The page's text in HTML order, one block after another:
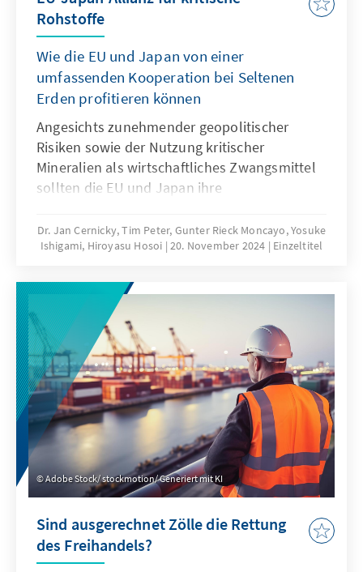
Rohstoffe
Wie die EU und Japan von einer
umfassenden Kooperation bei Seltenen
Erden profitieren können
Angesichts zunehmender geopolitischer
Risiken sowie der Nutzung kritischer
Mineralien als wirtschaftliches Zwangsmittel
sollten die EU und Japan ihre
Anstrengungen zur Verringerung ihrer
Abhängigkeit von China vorantreiben. Daher
und das Nakasone Peace Institute (NPI) eine
ambitionierte Zusammenarbeit vor, die
öffentlich-private Fonds der EU und Japans,
gemeinsame Beschaffung und Lagerhaltung,
Zusammenarbeit bei Umweltmaßnahmen
und Technologieentwicklung sowie die
Gründung eines Clubs für kritische Rohstoffe
umfasst.
Dr. Jan Cernicky, Tim Peter, Gunter Rieck Moncayo, Yosuke
Ishigami, Hiroyasu Hosoi 20. November 2024 Einzeltitel
Adobe Stock/ stockmotion/ Generiert mit KI
Sind ausgerechnet Zölle die Rettung
des Freihandels?